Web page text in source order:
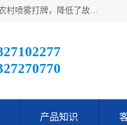
武汉荣晟环保科技有限公司产品涵盖了全自动工程车辆洗轮机，环保远射程喷雾机，抑尘剂喷洒设备，农村喷雾打牌，降低了故障率。多次获得环保科技进步奖，赢得了广大客户的一直好评.
产品知识